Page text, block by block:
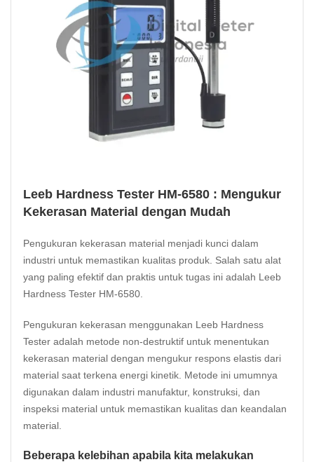
Leeb Hardness Tester HM-6580 : Mengukur
Kekerasan Material dengan Mudah
Pengukuran kekerasan material menjadi kunci dalam
industri untuk memastikan kualitas produk. Salah satu alat
yang paling efektif dan praktis untuk tugas ini adalah Leeb
Hardness Tester HM-6580.
Pengukuran kekerasan menggunakan Leeb Hardness
Tester adalah metode non-destruktif untuk menentukan
kekerasan material dengan mengukur respons elastis dari
material saat terkena energi kinetik. Metode ini umumnya
digunakan dalam industri manufaktur, konstruksi, dan
inspeksi material untuk memastikan kualitas dan keandalan
material.
Beberapa kelebihan apabila kita melakukan